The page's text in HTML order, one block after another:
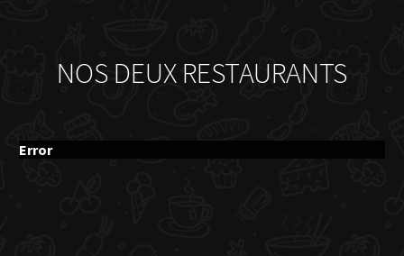
NOS DEUX RESTAURANTS
Error